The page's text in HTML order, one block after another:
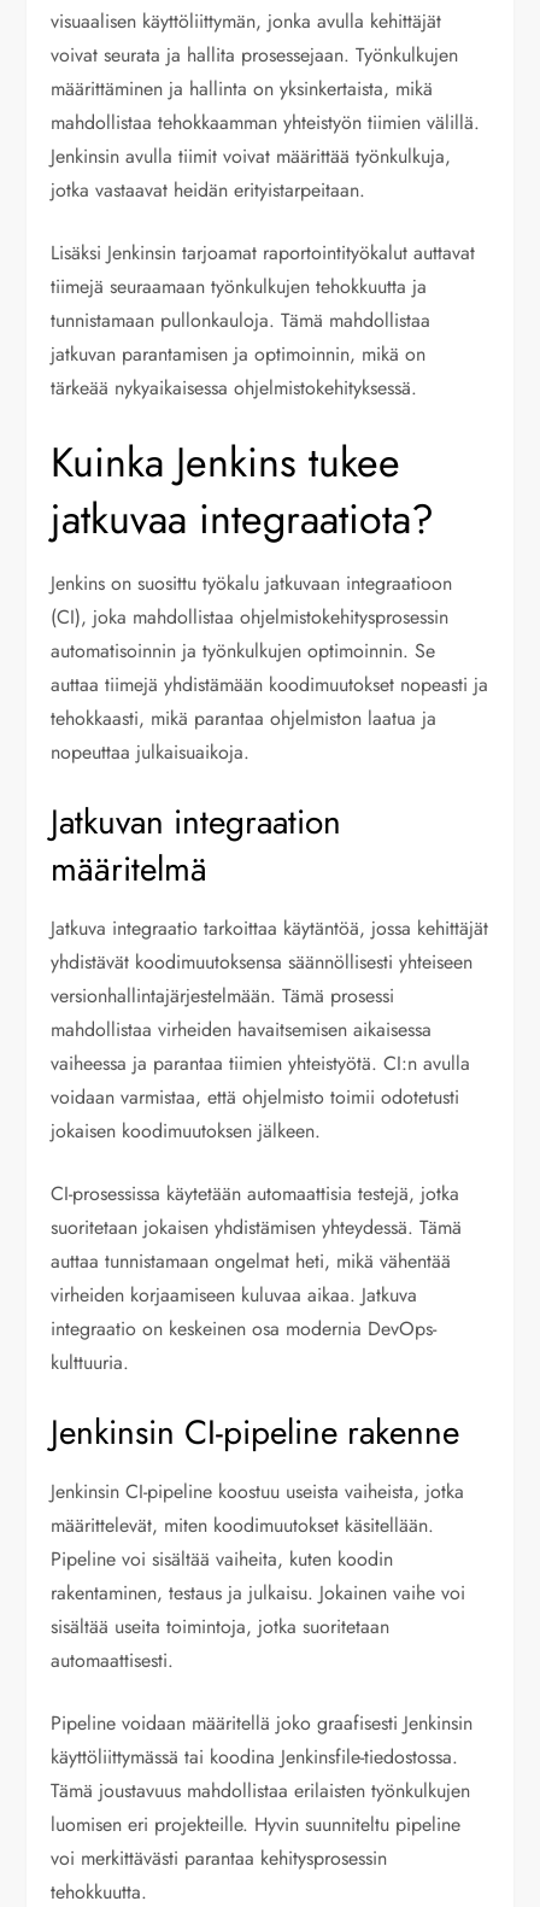
visuaalisen käyttöliittymän, jonka avulla kehittäjät
voivat seurata ja hallita prosessejaan. Työnkulkujen
määrittäminen ja hallinta on yksinkertaista, mikä
mahdollistaa tehokkaamman yhteistyön tiimien välillä.
Jenkinsin avulla tiimit voivat määrittää työnkulkuja,
jotka vastaavat heidän erityistarpeitaan.
Lisäksi Jenkinsin tarjoamat raportointityökalut auttavat
tiimejä seuraamaan työnkulkujen tehokkuutta ja
tunnistamaan pullonkauloja. Tämä mahdollistaa
jatkuvan parantamisen ja optimoinnin, mikä on
tärkeää nykyaikaisessa ohjelmistokehityksessä.
Kuinka Jenkins tukee
jatkuvaa integraatiota?
Jenkins on suosittu työkalu jatkuvaan integraatioon
(CI), joka mahdollistaa ohjelmistokehitysprosessin
automatisoinnin ja työnkulkujen optimoinnin. Se
auttaa tiimejä yhdistämään koodimuutokset nopeasti ja
tehokkaasti, mikä parantaa ohjelmiston laatua ja
nopeuttaa julkaisuaikoja.
Jatkuvan integraation
määritelmä
Jatkuva integraatio tarkoittaa käytäntöä, jossa kehittäjät
yhdistävät koodimuutoksensa säännöllisesti yhteiseen
versionhallintajärjestelmään. Tämä prosessi
mahdollistaa virheiden havaitsemisen aikaisessa
vaiheessa ja parantaa tiimien yhteistyötä. CI:n avulla
voidaan varmistaa, että ohjelmisto toimii odotetusti
jokaisen koodimuutoksen jälkeen.
CI-prosessissa käytetään automaattisia testejä, jotka
suoritetaan jokaisen yhdistämisen yhteydessä. Tämä
auttaa tunnistamaan ongelmat heti, mikä vähentää
virheiden korjaamiseen kuluvaa aikaa. Jatkuva
integraatio on keskeinen osa modernia DevOps-
kulttuuria.
Jenkinsin CI-pipeline rakenne
Jenkinsin CI-pipeline koostuu useista vaiheista, jotka
määrittelevät, miten koodimuutokset käsitellään.
Pipeline voi sisältää vaiheita, kuten koodin
rakentaminen, testaus ja julkaisu. Jokainen vaihe voi
sisältää useita toimintoja, jotka suoritetaan
automaattisesti.
Pipeline voidaan määritellä joko graafisesti Jenkinsin
käyttöliittymässä tai koodina Jenkinsfile-tiedostossa.
Tämä joustavuus mahdollistaa erilaisten työnkulkujen
luomisen eri projekteille. Hyvin suunniteltu pipeline
voi merkittävästi parantaa kehitysprosessin
tehokkuutta.